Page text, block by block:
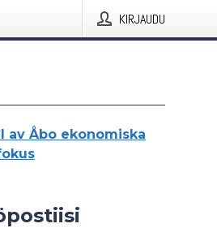
KIRJAUDU
av Åbo ekonomiska